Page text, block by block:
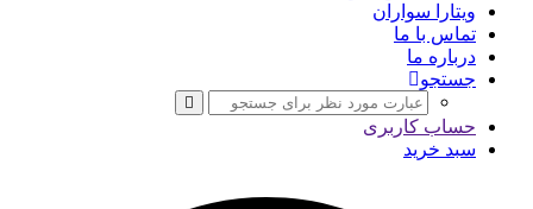
ویتارا سواران
تماس با ما
درباره ما
جستجو
حساب کاربری
سبد خرید